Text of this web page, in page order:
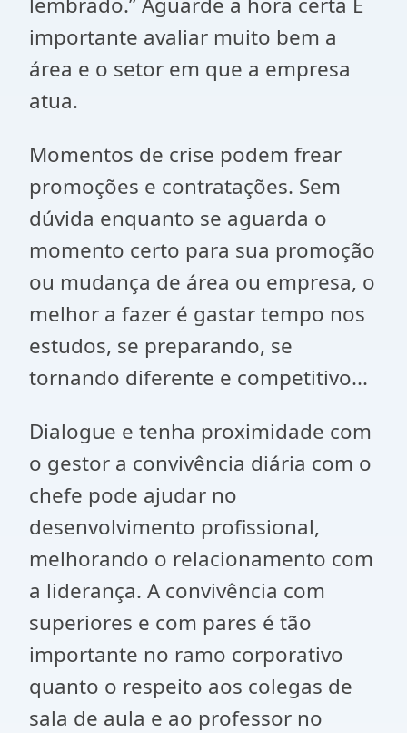
importante avaliar muito bem a
área e o setor em que a empresa
atua.
Momentos de crise podem frear
promoções e contratações. Sem
dúvida enquanto se aguarda o
momento certo para sua promoção
ou mudança de área ou empresa, o
melhor a fazer é gastar tempo nos
estudos, se preparando, se
tornando diferente e competitivo...
Dialogue e tenha proximidade com
o gestor a convivência diária com o
chefe pode ajudar no
desenvolvimento profissional,
melhorando o relacionamento com
a liderança. A convivência com
superiores e com pares é tão
importante no ramo corporativo
quanto o respeito aos colegas de
sala de aula e ao professor no